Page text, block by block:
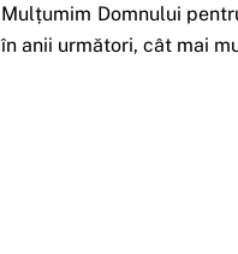
Mulțumim Domnului
în anii următori, cât mai